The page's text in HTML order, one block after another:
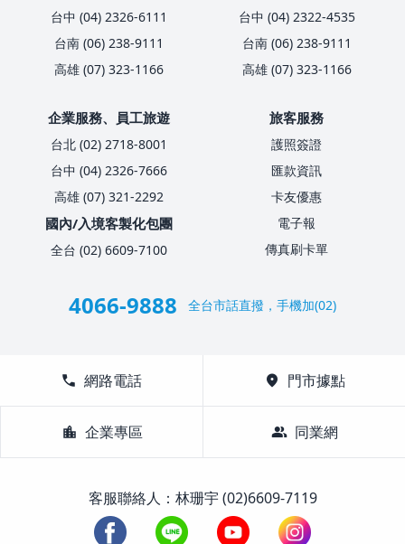
台中 (04) 2326-6111
台南 (06) 238-9111
高雄 (07) 323-1166
台中 (04) 2322-4535
台南 (06) 238-9111
高雄 (07) 323-1166
企業服務、員工旅遊
台北 (02) 2718-8001
台中 (04) 2326-7666
高雄 (07) 321-2292
國內/入境客製化包團
全台 (02) 6609-7100
旅客服務
護照簽證
匯款資訊
卡友優惠
電子報
傳真刷卡單
4066-9888 全台市話直撥，手機加(02)
call 網路電話 location_on 門市據點
location_city 企業專區 group 同業網
客服聯絡人：林珊宇 (02)6609-7119